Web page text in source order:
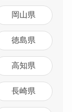
岡山県
徳島県
高知県
長崎県